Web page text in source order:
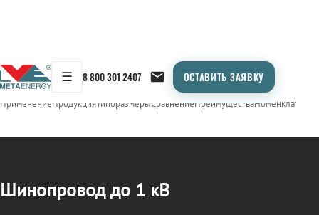
☰ 8 800 301 2407 ОСТАВИТЬ ЗАЯВКУ
← Продукция/ШИНОПРОВОД
ПрименениеПродукцияТипоразмерыСравнениеПреимуществаНоменклатура
Шинопровод до 1 кВ